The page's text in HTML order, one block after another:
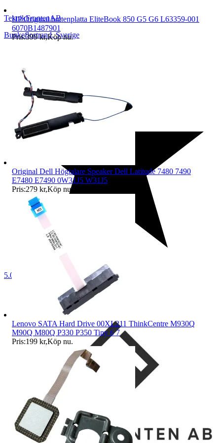
TeknikFrontenAB
Bunkeflostrand,Sverige
5.0
HP Original bottenplatta EliteBook 850 G5 G6 L63359-001
6070B1487901
Pris:399 kr,Köp nu.
Original Dell Högtalare Speaker Dell Latitude 7480 7490
E7480 E7490 0W31J5 W31J5
Pris:279 kr,Köp nu.
Lenovo SATA Hard Drive 00XL211 ThinkCentre M930Q
M90Q M80Q P330 P350 Tiny 6 7
Pris:199 kr,Köp nu.